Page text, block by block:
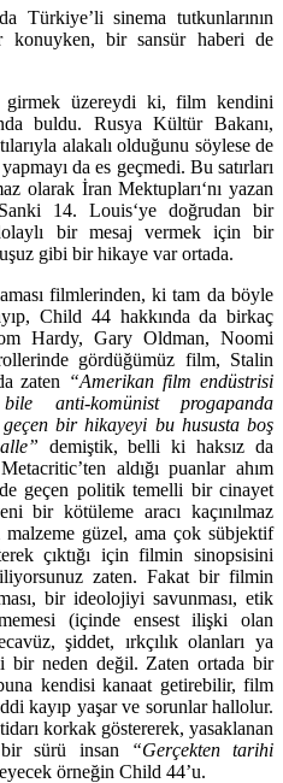
Türkiye’li sinema tutkunlarının
konuyken, bir sansür haberi de
girmek üzereydi ki, film kendini
buldu. Rusya Kültür Bakanı,
alakalı olduğunu söylese de
da es geçmedi. Bu satırları
olarak İran Mektupları‘nı yazan
14. Louis‘ye doğrudan bir
bir mesaj vermek için bir
gibi bir hikaye var ortada.
filmlerinden, ki tam da böyle
Child 44 hakkında da birkaç
Hardy, Gary Oldman, Noomi
gördüğümüz film, Stalin
zaten “Amerikan film endüstrisi
anti-komünist progapanda
bir hikayeyi bu hususta boş
demiştik, belli ki haksız da
aldığı puanlar ahım
geçen politik temelli bir cinayet
bir kötüleme aracı kaçınılmaz
güzel, ama çok sübjektif
çıktığı için filmin sinopsisini
zaten. Fakat bir filmin
bir ideolojiyi savunması, etik
(içinde ensest ilişki olan
şiddet, ırkçılık olanları ya
bir neden değil. Zaten ortada bir
kendisi kanaat getirebilir, film
kayıp yaşar ve sorunlar hallolur.
korkak göstererek, yasaklanan
sürü insan
“Gerçekten tarihi
örneğin Child 44’u.